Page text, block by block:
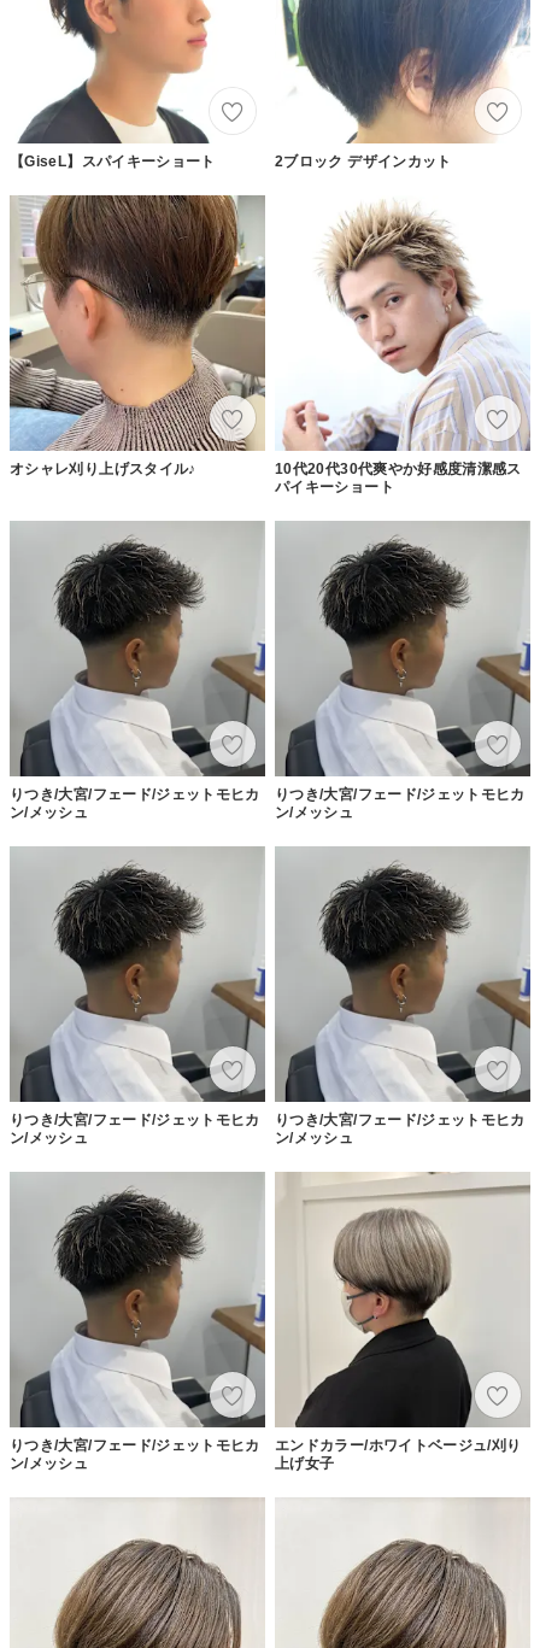
【GiseL】スパイキーショート 2ブロック デザインカット
オシャレ刈り上げスタイル♪
10代20代30代爽やか好感度清潔感ス
パイキーショート
りつき/大宮/フェード/ジェットモヒカ
ン/メッシュ
りつき/大宮/フェード/ジェットモヒカ
ン/メッシュ
りつき/大宮/フェード/ジェットモヒカ
ン/メッシュ
りつき/大宮/フェード/ジェットモヒカ
ン/メッシュ
りつき/大宮/フェード/ジェットモヒカ
ン/メッシュ
エンドカラー/ホワイトベージュ/刈り
上げ女子